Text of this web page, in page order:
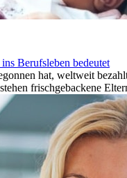
Berufsleben bedeutet
hat, weltweit
frischgebackene